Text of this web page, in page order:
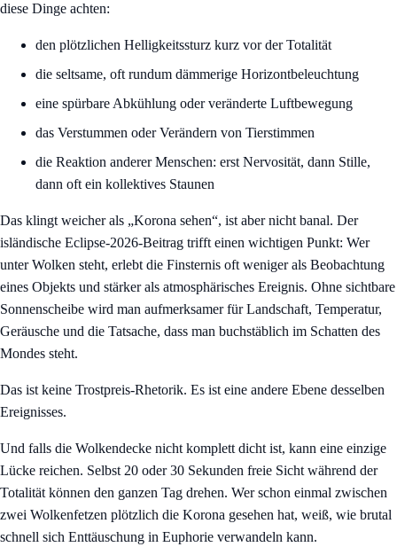
diese Dinge achten:
den plötzlichen Helligkeitssturz kurz vor der Totalität
die seltsame, oft rundum dämmerige Horizontbeleuchtung
eine spürbare Abkühlung oder veränderte Luftbewegung
das Verstummen oder Verändern von Tierstimmen
die Reaktion anderer Menschen: erst Nervosität, dann Stille,
dann oft ein kollektives Staunen
Das klingt weicher als „Korona sehen“, ist aber nicht banal. Der
isländische Eclipse-2026-Beitrag trifft einen wichtigen Punkt: Wer
unter Wolken steht, erlebt die Finsternis oft weniger als Beobachtung
eines Objekts und stärker als atmosphärisches Ereignis. Ohne sichtbare
Sonnenscheibe wird man aufmerksamer für Landschaft, Temperatur,
Geräusche und die Tatsache, dass man buchstäblich im Schatten des
Mondes steht.
Das ist keine Trostpreis-Rhetorik. Es ist eine andere Ebene desselben
Ereignisses.
Und falls die Wolkendecke nicht komplett dicht ist, kann eine einzige
Lücke reichen. Selbst 20 oder 30 Sekunden freie Sicht während der
Totalität können den ganzen Tag drehen. Wer schon einmal zwischen
zwei Wolkenfetzen plötzlich die Korona gesehen hat, weiß, wie brutal
schnell sich Enttäuschung in Euphorie verwandeln kann.